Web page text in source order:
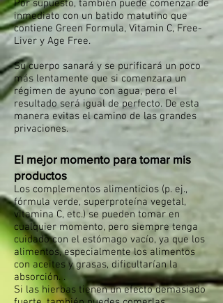
Por supuesto, también puede comenzar de
inmediato con un batido matutino que
contiene Green Formula, Vitamin C, Free-
Liver y Age Free.
Su cuerpo sanará y se purificará un poco
más lentamente que si comenzara un
régimen de ayuno con agua, pero el
resultado será igual de perfecto. De esta
manera evitas el camino de las grandes
privaciones.
El mejor momento para tomar mis
productos
Los complementos alimenticios (p. ej.,
fórmula verde, superproteína vegetal,
vitamina C, etc.) se pueden tomar en
cualquier momento, pero siempre tenga
cuidado con el estómago vacío, ya que los
alimentos, especialmente los alimentos
con aceites y grasas, dificultarían la
absorción. .
Si las hierbas tienen un efecto demasiado